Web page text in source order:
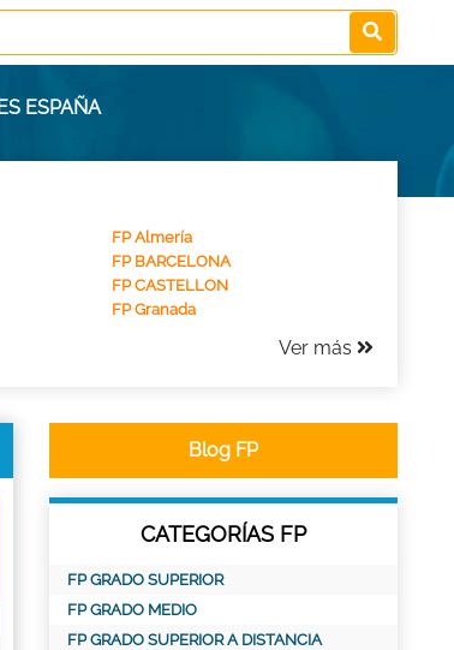
ESPAÑA
FP Almería
FP BARCELONA
FP CASTELLON
FP Granada
Ver más
Blog FP
CATEGORÍAS FP
FP GRADO SUPERIOR
FP GRADO MEDIO
FP GRADO SUPERIOR A DISTANCIA